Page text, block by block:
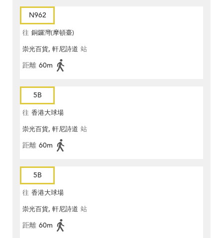
N962
往 銅鑼灣(摩頓臺)
崇光百貨, 軒尼詩道 站
距離 60m
5B
往 香港大球場
崇光百貨, 軒尼詩道 站
距離 60m
5B
往 香港大球場
崇光百貨, 軒尼詩道 站
距離 60m